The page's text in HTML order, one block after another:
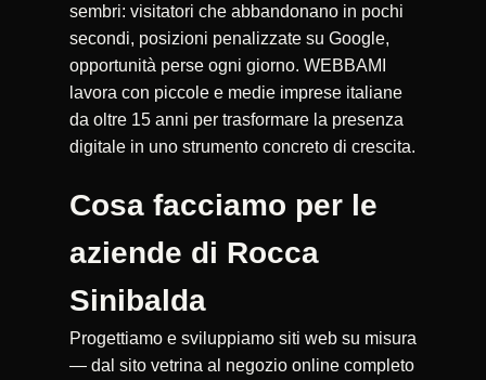
sembri: visitatori che abbandonano in pochi
secondi, posizioni penalizzate su Google,
opportunità perse ogni giorno. WEBBAMI
lavora con piccole e medie imprese italiane
da oltre 15 anni per trasformare la presenza
digitale in uno strumento concreto di crescita.
Cosa facciamo per le
aziende di Rocca
Sinibalda
Progettiamo e sviluppiamo siti web su misura
— dal sito vetrina al negozio online completo